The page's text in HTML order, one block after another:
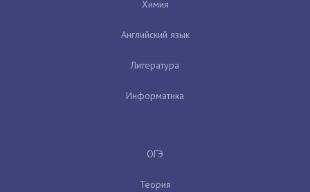
Химия
Английский язык
Литература
Информатика
ОГЭ
Теория